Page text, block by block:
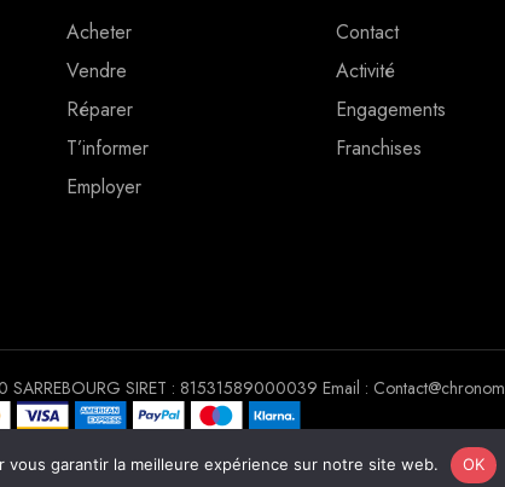
Acheter
Vendre
Réparer
T’informer
Employer
Contact
Activité
Engagements
Franchises
© 2022. Tous droits réservés Chrono Mobile
SARREBOURG SIRET : 81531589000039 Email :
vous garantir la meilleure expérience sur notre site web. OK